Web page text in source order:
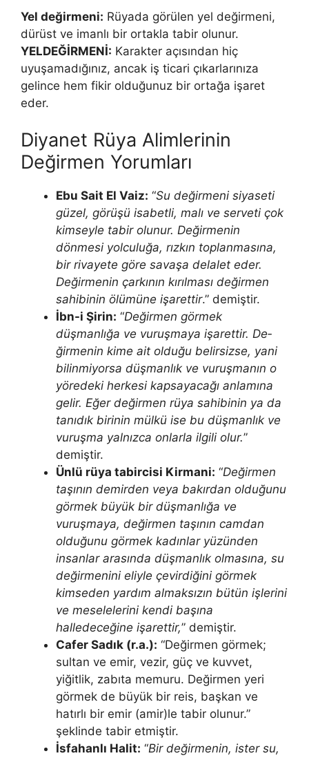
Yel değirmeni: Rüyada görülen yel değirmeni,
dürüst ve imanlı bir ortakla tabir olunur.
YELDEĞİRMENİ: Karakter açısından hiç
uyuşamadığınız, ancak iş ti­cari çıkarlarınıza
gelince hem fikir olduğunuz bir ortağa işaret
eder.
Diyanet Rüya Alimlerinin
Değirmen Yorumları
Ebu Sait El Vaiz: “Su değirmeni siyaseti
güzel, görüşü isabetli, malı ve serveti çok
kimseyle tabir olunur. Değirmenin
dönmesi yolculuğa, rızkın toplanmasına,
bir rivayete gö­re savaşa delalet eder.
Değirmenin çarkının kırılması değirmen
sahibinin ölümüne işarettir.” demiştir.
İbn-i Şirin: “Değirmen görmek
düşmanlığa ve vuruşmaya işarettir. De­
ğirmenin kime ait olduğu belirsizse, yani
bilinmiyorsa düşmanlık ve vuruş­manın o
yöredeki herkesi kapsayacağı anlamına
gelir. Eğer değirmen rü­ya sahibinin ya da
tanıdık birinin mülkü ise bu düşmanlık ve
vuruşma yal­nızca onlarla ilgili olur.”
demiştir.
Ünlü rüya tabircisi Kirmani: “Değirmen
taşının demirden veya bakır­dan olduğunu
görmek büyük bir düşmanlığa ve
vuruşmaya, değirmen ta­şının camdan
olduğunu görmek kadınlar yüzünden
insanlar arasında düş­manlık olmasına, su
değirmenini eliyle çevirdiğini görmek
kimseden yar­dım almaksızın bütün işlerini
ve meselelerini kendi başına
halledeceğine işarettir,” demiştir.
Cafer Sadık (r.a.): “Değirmen görmek;
sultan ve emir, vezir, güç ve kuvvet,
yiğitlik, zabıta memuru. Değirmen yeri
görmek de büyük bir reis, başkan ve
hatırlı bir emir (amir)le tabir olunur.”
şeklinde tabir etmiştir.
İsfahanlı Halit: “Bir değirmenin, ister su,